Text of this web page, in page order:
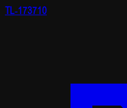
TL-173710